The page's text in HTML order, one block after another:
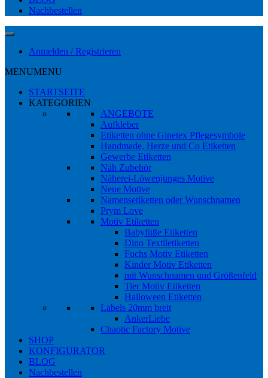
Nachbestellen
Anmelden / Registrieren
MENUMENU
STARTSEITE
KATEGORIEN
ANGEBOTE
Aufkleber
Etiketten ohne Ginetex Pflegesymbole
Handmade, Herze und Co Etiketten
Gewerbe Etiketten
Näh Zubehör
Näherei-Löwenjunges Motive
Neue Motive
Namensetiketten oder Wunschnamen
Prym Love
Motiv Etiketten
Babyfüße Etiketten
Dino Textiletiketten
Fuchs Motiv Etiketten
Kinder Motiv Etiketten
mit Wunschnamen und Größenfeld
Tier Motiv Etiketten
Halloween Etiketten
Labels 20mm breit
AnkerLiebe
Chaotic Factory Motive
SHOP
KONFIGURATOR
BLOG
Nachbestellen